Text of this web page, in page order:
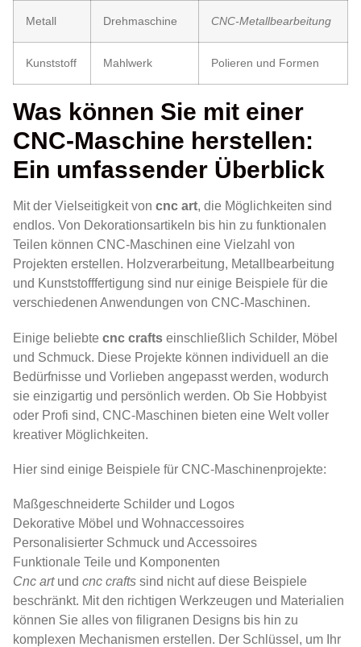
Metall Drehmaschine CNC-Metallbearbeitung
Kunststoff Mahlwerk Polieren und Formen
Was können Sie mit einer
CNC-Maschine herstellen:
Ein umfassender Überblick
Mit der Vielseitigkeit von cnc art, die Möglichkeiten sind
endlos. Von Dekorationsartikeln bis hin zu funktionalen
Teilen können CNC-Maschinen eine Vielzahl von
Projekten erstellen. Holzverarbeitung, Metallbearbeitung
und Kunststofffertigung sind nur einige Beispiele für die
verschiedenen Anwendungen von CNC-Maschinen.
Einige beliebte cnc crafts einschließlich Schilder, Möbel
und Schmuck. Diese Projekte können individuell an die
Bedürfnisse und Vorlieben angepasst werden, wodurch
sie einzigartig und persönlich werden. Ob Sie Hobbyist
oder Profi sind, CNC-Maschinen bieten eine Welt voller
kreativer Möglichkeiten.
Hier sind einige Beispiele für CNC-Maschinenprojekte:
Maßgeschneiderte Schilder und Logos
Dekorative Möbel und Wohnaccessoires
Personalisierter Schmuck und Accessoires
Funktionale Teile und Komponenten
Cnc artund cnc crafts sind nicht auf diese Beispiele
beschränkt. Mit den richtigen Werkzeugen und Materialien
können Sie alles von filigranen Designs bis hin zu
komplexen Mechanismen erstellen. Der Schlüssel, um Ihr